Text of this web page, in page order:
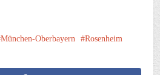
München-Oberbayern
Rosenheim